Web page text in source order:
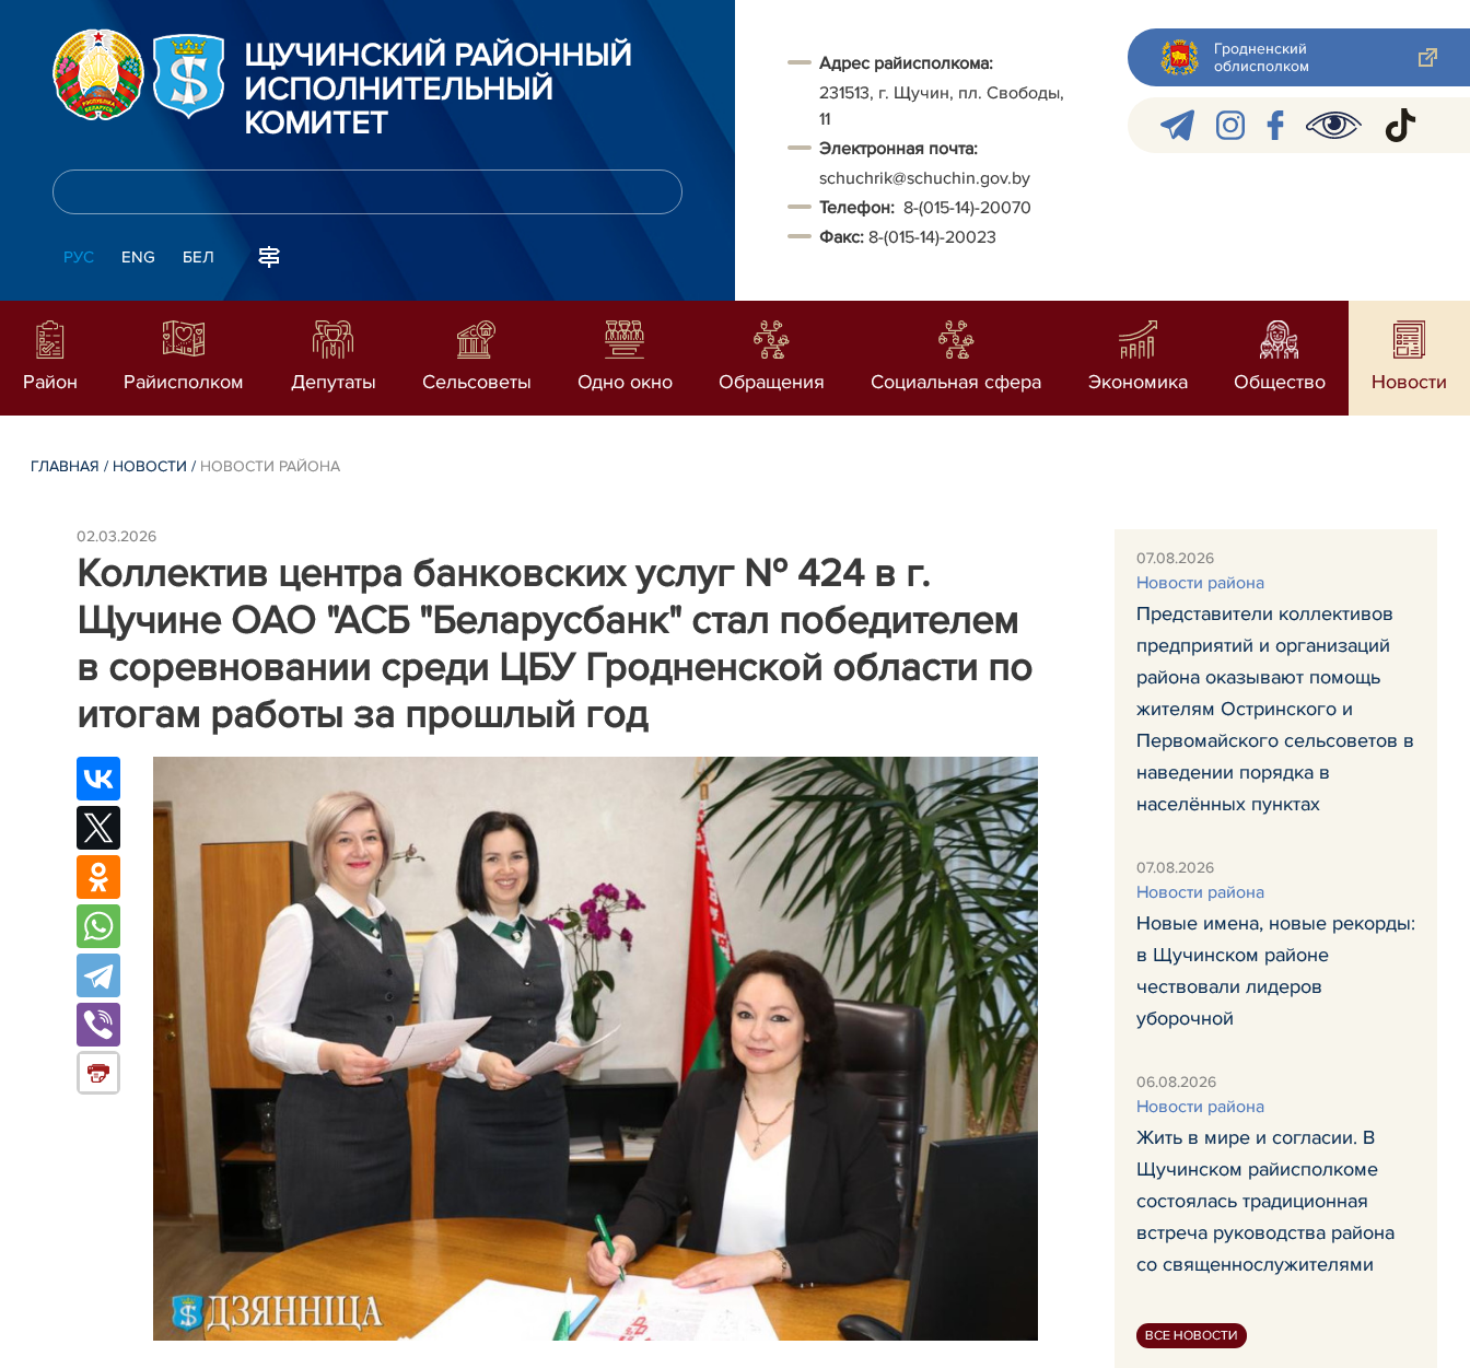
ЩУЧИНСКИЙ РАЙОННЫЙ
ИСПОЛНИТЕЛЬНЫЙ
КОМИТЕТ
РУС ENG БЕЛ
Адрес райисполкома:
231513, г. Щучин, пл. Свободы,
11
Электронная почта:
schuchrik@schuchin.gov.by
Телефон: 8-(015-14)-20070
Факс: 8-(015-14)-20023
Гродненский
облисполком
Район Райисполком Депутаты Сельсоветы Одно окно Обращения Социальная сфера Экономика Общество Новости
ГЛАВНАЯ / НОВОСТИ / НОВОСТИ РАЙОНА
02.03.2026
Коллектив центра банковских услуг № 424 в г.
Щучине ОАО "АСБ "Беларусбанк" стал победителем
в соревновании среди ЦБУ Гродненской области по
итогам работы за прошлый год
07.08.2026
Новости района
Представители коллективов
предприятий и организаций
района оказывают помощь
жителям Остринского и
Первомайского сельсоветов в
наведении порядка в
населённых пунктах
07.08.2026
Новости района
Новые имена, новые рекорды:
в Щучинском районе
чествовали лидеров
уборочной
06.08.2026
Новости района
Жить в мире и согласии. В
Щучинском райисполкоме
состоялась традиционная
встреча руководства района
со священнослужителями
ВСЕ НОВОСТИ